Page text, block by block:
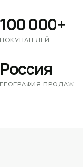
100 000+
ПОКУПАТЕЛЕЙ
Россия
ГЕОГРАФИЯ ПРОДАЖ